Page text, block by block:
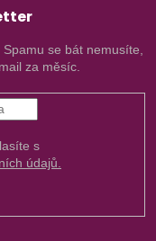
se bát nemusíte,
za měsíc.
údajů.